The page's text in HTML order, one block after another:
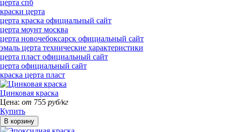
церта спб
краски церта
церта краска официальный сайт
церта моунт москва
церта новочебоксарск официальный сайт
эмаль церта технические характеристики
церта пласт официальный сайт
церта официальный сайт
краска церта пласт
Цинковая краска
Цена: от 755 руб/кг
Купить